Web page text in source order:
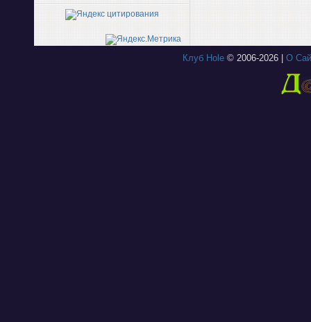
Клуб Hole© 2006-2026 | О